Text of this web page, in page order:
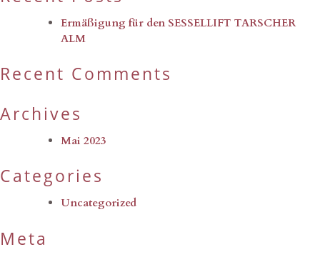
Ermäßigung für den SESSELLIFT TARSCHER
ALM
Recent Comments
Archives
Mai 2023
Categories
Uncategorized
Meta